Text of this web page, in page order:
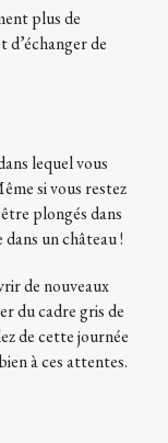
plus de
d’échanger de
lequel vous
si vous restez
plongés dans
un château !
de nouveaux
du cadre gris de
de cette journée
à ces attentes.